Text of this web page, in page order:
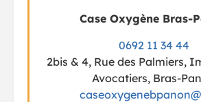
Case Oxygène Bras-
0692 11 34 44
2bis & 4, Rue des Palmiers,
Avocatiers, Bras-